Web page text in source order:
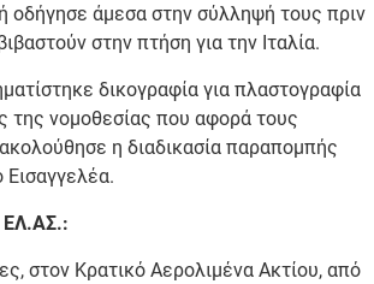
οδήγησε άμεσα στην σύλληψή τους πριν
στην πτήση για την Ιταλία.
δικογραφία για πλαστογραφία
της νομοθεσίας που αφορά τους
η διαδικασία παραπομπής
Εισαγγελέα.
ΕΛ.ΑΣ.:
στον Κρατικό Αερολιμένα Ακτίου, από